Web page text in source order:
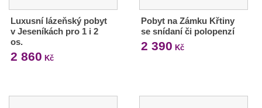
Luxusní lázeňský pobyt
v Jeseníkách pro 1 i 2
os.
2 860 Kč
Pobyt na Zámku Křtiny
se snídaní či polopenzí
2 390 Kč